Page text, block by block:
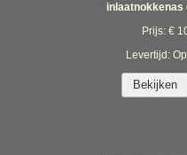
inlaatnokkenas
Prijs: €
Levertijd:
Bekijken